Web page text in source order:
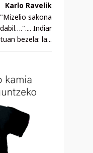
Karlo Ravelik
sakona
Indiar
bezela: la...